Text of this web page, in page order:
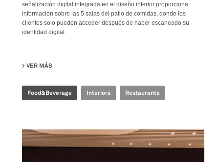
señalización digital integrada en el diseño interior proporciona
información sobre las 5 salas del patio de comidas, donde los
clientes solo pueden acceder después de haber escaneado su
identidad digital.
VER MÁS
Food&Beverage Interiors Restaurants